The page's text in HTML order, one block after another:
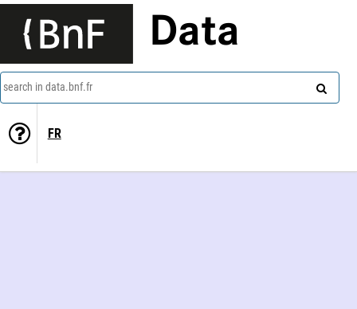
Data
search in data.bnf.fr
FR